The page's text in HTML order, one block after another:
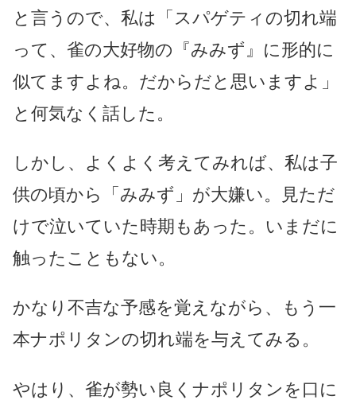
と言うので、私は「スパゲティの切れ端
って、雀の大好物の『みみず』に形的に
似てますよね。だからだと思いますよ」
と何気なく話した。
しかし、よくよく考えてみれば、私は子
供の頃から「みみず」が大嫌い。見ただ
けで泣いていた時期もあった。いまだに
触ったこともない。
かなり不吉な予感を覚えながら、もう一
本ナポリタンの切れ端を与えてみる。
やはり、雀が勢い良くナポリタンを口に